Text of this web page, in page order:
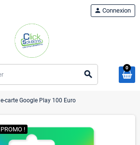
search
person Connexion
0
e-carte Google Play 100 Euro
PROMO !